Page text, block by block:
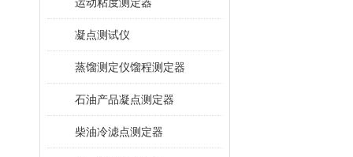
凝点测试仪
蒸馏测定仪馏程测定器
石油产品凝点测定器
柴油冷滤点测定器